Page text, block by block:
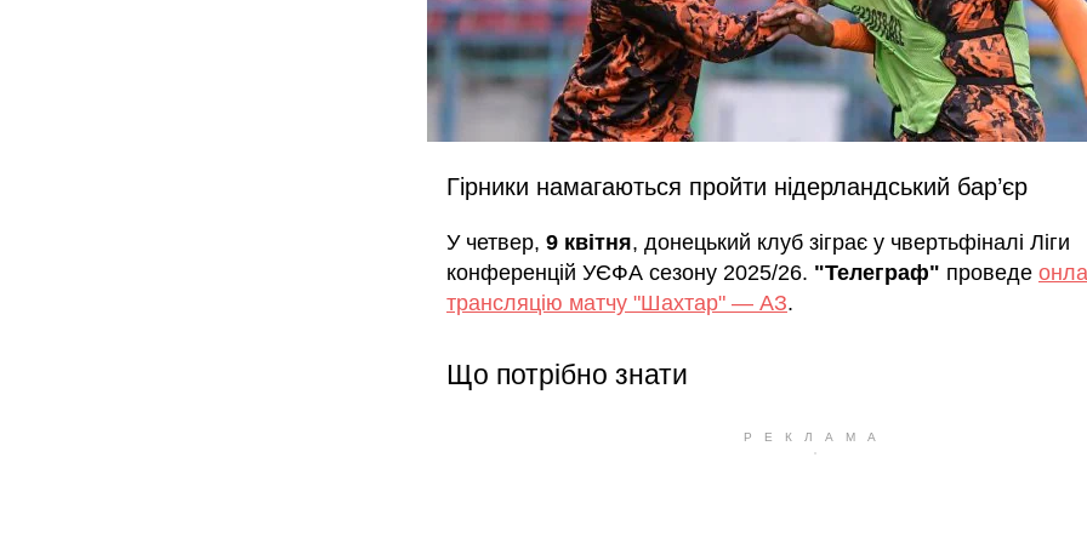
Гірники намагаються пройти нідерландський бар’єр
У четвер, 9 квітня, донецький клуб зіграє у чвертьфіналі Ліги
конференцій УЄФА сезону 2025/26. "Телеграф" проведе
трансляцію матчу "Шахтар" — АЗ.
Що потрібно знати